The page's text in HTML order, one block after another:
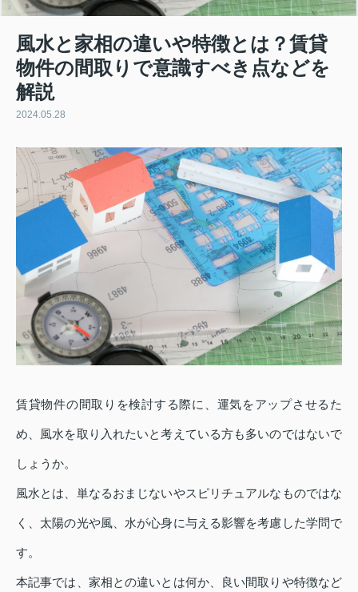
風水と家相の違いや特徴とは？賃貸
物件の間取りで意識すべき点などを
解説
2024.05.28
賃貸物件の間取りを検討する際に、運気をアップさせるた
め、風水を取り入れたいと考えている方も多いのではないで
しょうか。
風水とは、単なるおまじないやスピリチュアルなものではな
く、太陽の光や風、水が心身に与える影響を考慮した学問で
す。
本記事では、家相との違いとは何か、良い間取りや特徴など